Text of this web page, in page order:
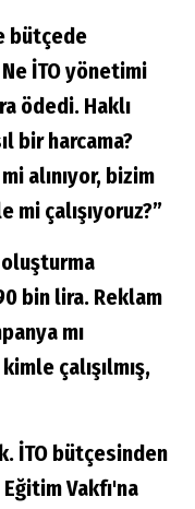
bütçede
İTO yönetimi
ödedi. Haklı
bir harcama?
alınıyor, bizim
mi çalışıyoruz?”
bin lira. Reklam
mı
çalışılmış,
İTO bütçesinden
Vakfı'na